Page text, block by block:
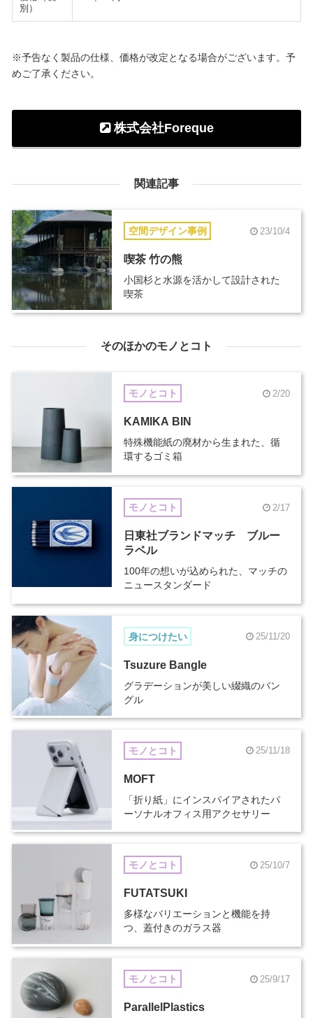
別）
※予告なく製品の仕様、価格が改定となる場合がございます。予
めご了承ください。
株式会社Foreque
関連記事
空間デザイン事例 23/10/4
喫茶 竹の熊
小国杉と水源を活かして設計された
喫茶
そのほかのモノとコト
モノとコト 2/20
KAMIKA BIN
特殊機能紙の廃材から生まれた、循
環するゴミ箱
モノとコト 2/17
日東社ブランドマッチ ブルー
ラベル
100年の想いが込められた、マッチの
ニュースタンダード
身につけたい 25/11/20
Tsuzure Bangle
グラデーションが美しい綴織のバン
グル
モノとコト 25/11/18
MOFT
「折り紙」にインスパイアされたパ
ーソナルオフィス用アクセサリー
モノとコト 25/10/7
FUTATSUKI
多様なバリエーションと機能を持
つ、蓋付きのガラス器
モノとコト 25/9/17
ParallelPlastics